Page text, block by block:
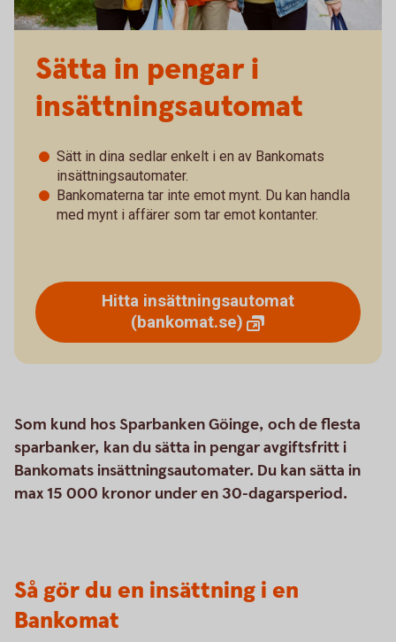
Sätta in pengar i
insättningsautomat
Sätt in dina sedlar enkelt i en av Bankomats
insättningsautomater.
Bankomaterna tar inte emot mynt. Du kan handla
med mynt i affärer som tar emot kontanter.
Hitta insättningsautomat
(bankomat.se)
Som kund hos Sparbanken Göinge, och de flesta
sparbanker, kan du sätta in pengar avgiftsfritt i
Bankomats insättningsautomater. Du kan sätta in
max 15 000 kronor under en 30-dagarsperiod.
Så gör du en insättning i en
Bankomat